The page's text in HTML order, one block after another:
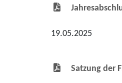
19.05.2025
Satzung der